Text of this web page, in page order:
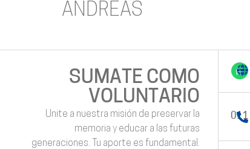
ANDREAS
SUMATE COMO
VOLUNTARIO
Unite a nuestra misión de preservar la
memoria y educar a las futuras
generaciones. Tu aporte es fundamental.